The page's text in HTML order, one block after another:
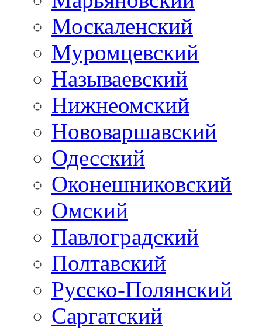
Москаленский
Муромцевский
Называевский
Нижнеомский
Нововаршавский
Одесский
Оконешниковский
Омский
Павлоградский
Полтавский
Русско-Полянский
Саргатский